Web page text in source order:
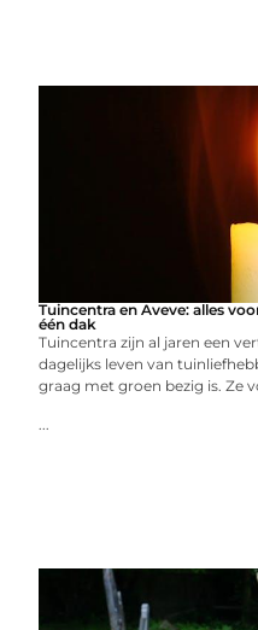
Tuincentra en Aveve: alles
één dak
Tuincentra zijn al jaren een
dagelijks leven van
graag met groen bezig is. Ze
...